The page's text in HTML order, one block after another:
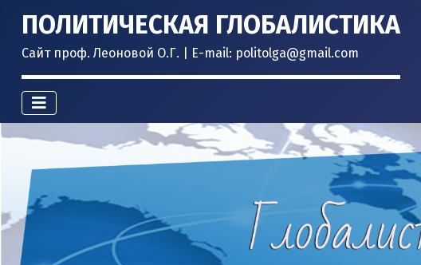
ПОЛИТИЧЕСКАЯ ГЛОБАЛИСТИКА
Сайт проф. Леоновой О.Г. | E-mail: politolga@gmail.com